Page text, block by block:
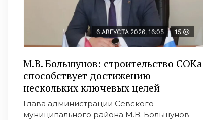
6 АВГУСТА 2026, 16:05 15
М.В. Большунов: строительство СОКа
способствует достижению
нескольких ключевых целей
Глава администрации Севского
муниципального района М.В. Большунов